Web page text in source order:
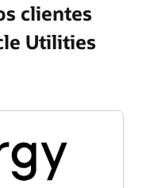
clientes
Utilities